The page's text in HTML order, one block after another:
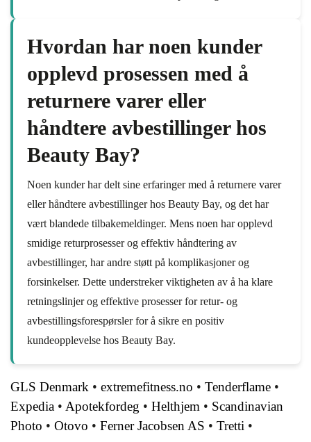
Hvordan har noen kunder
opplevd prosessen med å
returnere varer eller
håndtere avbestillinger hos
Beauty Bay?
Noen kunder har delt sine erfaringer med å returnere varer
eller håndtere avbestillinger hos Beauty Bay, og det har
vært blandede tilbakemeldinger. Mens noen har opplevd
smidige returprosesser og effektiv håndtering av
avbestillinger, har andre støtt på komplikasjoner og
forsinkelser. Dette understreker viktigheten av å ha klare
retningslinjer og effektive prosesser for retur- og
avbestillingsforespørsler for å sikre en positiv
kundeopplevelse hos Beauty Bay.
GLS Denmark • extremefitness.no • Tenderflame •
Expedia • Apotekfordeg • Helthjem • Scandinavian
Photo • Otovo • Ferner Jacobsen AS • Tretti •